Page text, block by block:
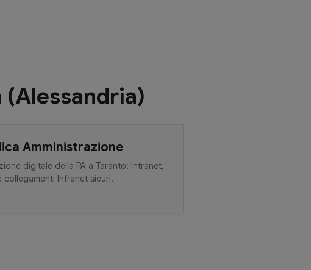
Amministrazione
digitale della PA a Taranto: Intranet,
collegamenti Infranet sicuri.